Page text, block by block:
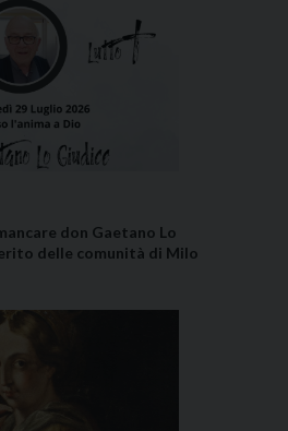
don Gaetano Lo
delle comunità di Milo